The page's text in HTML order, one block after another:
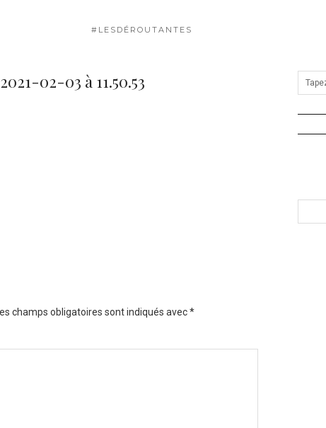
#LESDÉROUTANTES
02-03 à 11.50.53
champs obligatoires sont indiqués avec*